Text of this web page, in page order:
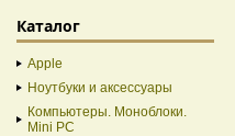
Каталог
Apple
Ноутбуки и аксессуары
Компьютеры. Моноблоки.
Mini PC